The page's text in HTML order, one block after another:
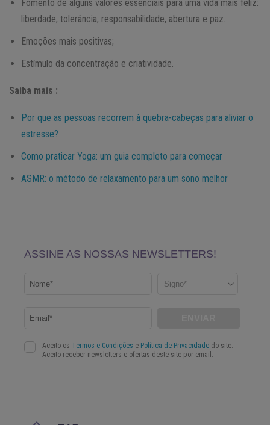
Fomento de alguns valores essenciais para uma vida mais feliz:
liberdade, tolerância, responsabilidade, abertura e paz.
Emoções mais positivas;
Estímulo da concentração e criatividade.
Saiba mais :
Por que as pessoas recorrem à quebra-cabeças para aliviar o
estresse?
Como praticar Yoga: um guia completo para começar
ASMR: o método de relaxamento para um sono melhor